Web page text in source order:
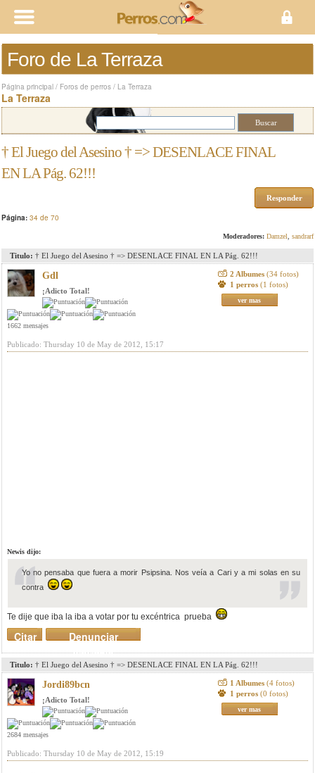
Foro de La Terraza
Página principal / Foros de perros / La Terraza
La Terraza
† El Juego del Asesino † => DESENLACE FINAL
EN LA Pág. 62!!!
Responder
Página: 34 de 70
Moderadores: Damzel sandrarf
Titulo: † El Juego del Asesino † => DESENLACE FINAL EN LA Pág. 62!!!
Gdl
¡Adicto Total!
1662 mensajes
2 Albumes (34 fotos)
1 perros (1 fotos)
ver mas
Publicado: Thursday 10 de May de 2012, 15:17
Newis dijo:
Yo no pensaba que fuera a morir Psipsina. Nos veía a Cari y a mi solas en su
contra
Te dije que iba la iba a votar por tu excéntrica prueba
Denunciar
mensaje
Citar
Titulo: † El Juego del Asesino † => DESENLACE FINAL EN LA Pág. 62!!!
Jordi89bcn
¡Adicto Total!
2684 mensajes
1 Albumes (4 fotos)
1 perros (0 fotos)
ver mas
Publicado: Thursday 10 de May de 2012, 15:19